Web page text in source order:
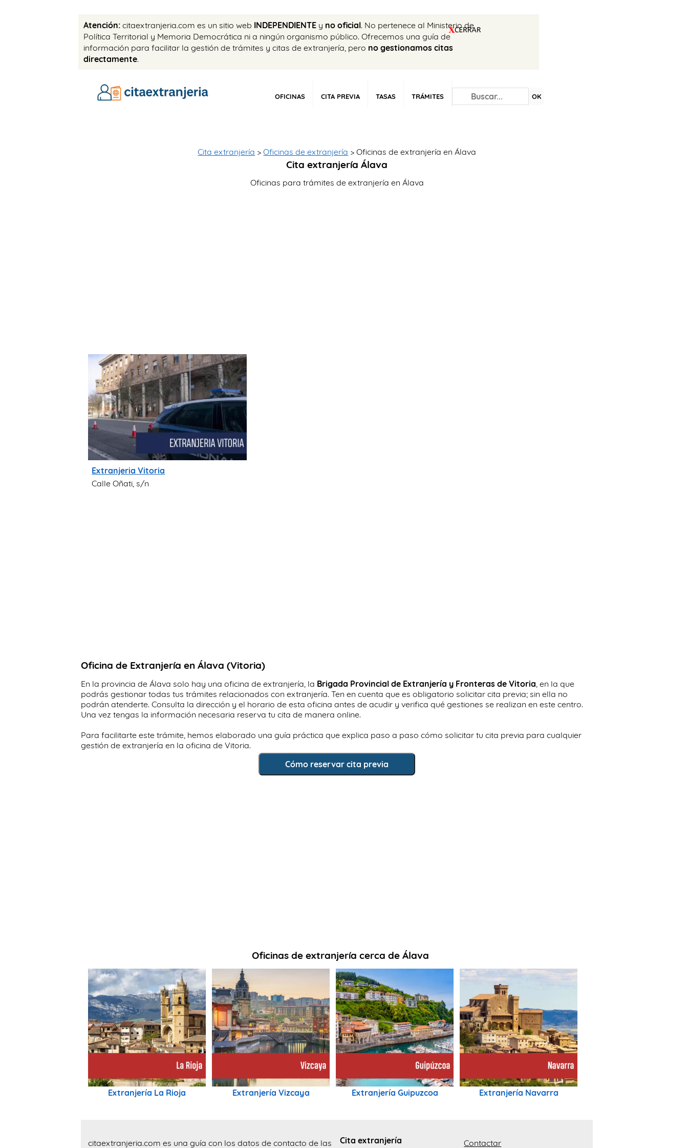
Atención: citaextranjeria.com es un sitio web INDEPENDIENTE y no oficial. No pertenece al Ministerio de
Política Territorial y Memoria Democrática ni a ningún organismo público. Ofrecemos una guía de
información para facilitar la gestión de trámites y citas de extranjería, pero no gestionamos citas
directamente.
OFICINAS CITA PREVIA TASAS TRÁMITES OK
Cita extranjería >Oficinas de extranjería > Oficinas de extranjería en Álava
Cita extranjería Álava
Oficinas para trámites de extranjería en Álava
Extranjeria Vitoria
Calle Oñati, s/n
Oficina de Extranjería en Álava (Vitoria)
En la provincia de Álava solo hay una oficina de extranjería, la Brigada Provincial de Extranjería y Fronteras de Vitoria , en la que
podrás gestionar todas tus trámites relacionados con extranjería. Ten en cuenta que es obligatorio solicitar cita previa; sin ella no
podrán atenderte. Consulta la dirección y el horario de esta oficina antes de acudir y verifica qué gestiones se realizan en este centro.
Una vez tengas la información necesaria reserva tu cita de manera online.
Para facilitarte este trámite, hemos elaborado una guía práctica que explica paso a paso cómo solicitar tu cita previa para cualquier
gestión de extranjería en la oficina de Vitoria.
Cómo reservar cita previa
Oficinas de extranjería cerca de Álava
Extranjería La Rioja Extranjería Vizcaya Extranjería Guipuzcoa Extranjería Navarra
citaextranjeria.com es una guía con los datos de contacto de las
Cita extranjería Contactar